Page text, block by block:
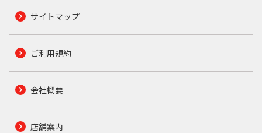
サイトマップ
ご利用規約
会社概要
店舗案内